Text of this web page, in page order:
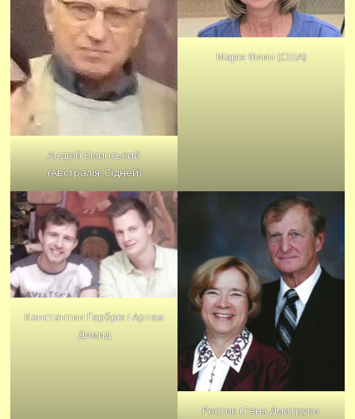
Андрій Білинський
(Австралія, Сідней)
Марія Флин (США)
Константин Ґербріх і Артем
Димид
Ростик і Геня Дмитруки